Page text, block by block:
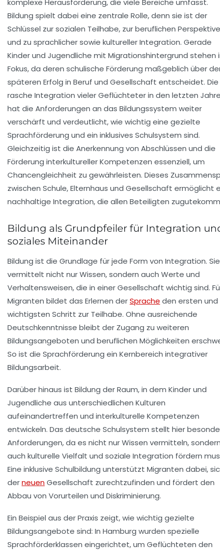
komplexe Herausforderung, die viele Bereiche umfasst.
Bildung spielt dabei eine zentrale Rolle, denn sie ist der
Schlüssel zur sozialen Teilhabe, zur beruflichen Perspektive
und zu sprachlicher sowie kultureller Integration. Gerade
Kinder und Jugendliche mit Migrationshintergrund stehen
Fokus, da deren schulische Förderung maßgeblich über
späteren Erfolg in Beruf und Gesellschaft entscheidet. Die
rasche Integration vieler Geflüchteter in den letzten
hat die Anforderungen an das Bildungssystem weiter
verschärft und verdeutlicht, wie wichtig eine gezielte
Sprachförderung und ein inklusives Schulsystem sind.
Gleichzeitig ist die Anerkennung von Abschlüssen und die
Förderung interkultureller Kompetenzen essenziell, um
Chancengleichheit zu gewährleisten. Dieses
zwischen Schule, Elternhaus und Gesellschaft ermöglicht
nachhaltige Integration, die allen Beteiligten
Bildung als Grundpfeiler für Integration
soziales Miteinander
Bildung ist die Grundlage für jede Form von Integration. Sie
vermittelt nicht nur Wissen, sondern auch Werte und
Verhaltensweisen, die in einer Gesellschaft wichtig sind.
Migranten bildet das Erlernen derSprache den ersten und
wichtigsten Schritt zur Teilhabe. Ohne ausreichende
Deutschkenntnisse bleibt der Zugang zu weiteren
Bildungsangeboten und beruflichen Möglichkeiten
So ist die Sprachförderung ein Kernbereich integrativer
Bildungsarbeit.
Darüber hinaus ist Bildung der Raum, in dem Kinder und
Jugendliche aus unterschiedlichen Kulturen
aufeinandertreffen und interkulturelle Kompetenzen
entwickeln. Das deutsche Schulsystem stellt hier
Anforderungen, da es nicht nur Wissen vermitteln,
auch kulturelle Vielfalt und soziale Integration fördern
Eine inklusive Schulbildung unterstützt Migranten dabei,
derneuenGesellschaft zurechtzufinden und fördert den
Abbau von Vorurteilen und Diskriminierung.
Ein Beispiel aus der Praxis zeigt, wie wichtig gezielte
Bildungsangebote sind: In Hamburg wurden spezielle
Sprachförderklassen eingerichtet, um Geflüchteten den